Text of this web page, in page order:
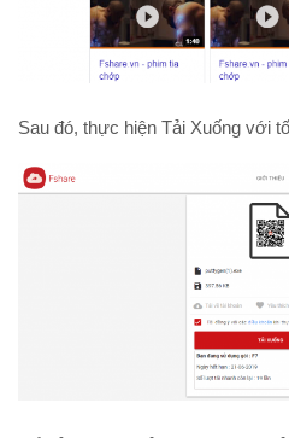
Sau đó, thực hiện Tải Xuống với